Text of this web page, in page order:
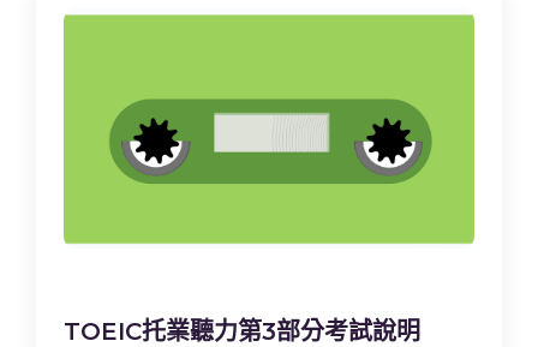
TOEIC托業聽力第3部分考試說明